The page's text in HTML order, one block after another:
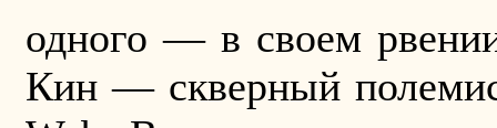
одного — в своем
Кин — скверный